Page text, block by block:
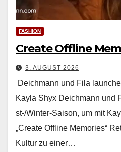
FASHION
Create Offline
3. AUGUST 2026
Deichmann und Fila
Kayla Shyx Deich­mann und
st-/Win­ter-Sai­son, um mit
„Cre­ate Offline Mem­o­ries“
Kul­tur zu ein­er…